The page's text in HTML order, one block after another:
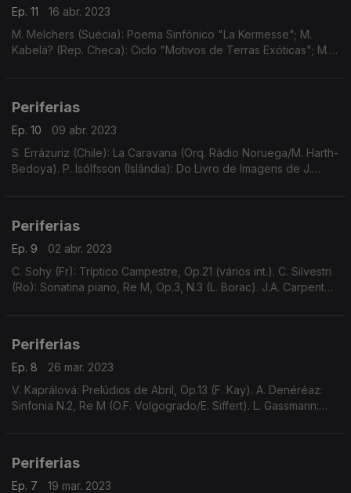
Ep. 11
16 abr. 2023
M. Melchers (Suécia): Poema Sinfónico "La Kermesse"; M.
Kabelá? (Rep. Checa): Ciclo "Motivos de Terras Exóticas"; M.
Periferias
Ep. 10
09 abr. 2023
S. Errázuriz (Chile): La Caravana (Orq. Rádio Noruega/M. Harth-
Bedoya). P. Isólfsson (Islândia): Do Livro de Imagens de J.
Periferias
Ep. 9
02 abr. 2023
C. Sohy (Fr): Tríptico Campestre, Op.21 (vários int.). C. Silvestri
(Ro): Sonatina piano, Re M, Op.3, N.3 (L. Borac). J.A. Carpenter
Periferias
Ep. 8
26 mar. 2023
V. Kaprálová: Prelúdios de Abril, Op.13 (F. Kay). A. Denéréaz:
Sinfonia N.2, Re M (O.F. Volgogrado/E. Siffert). L. Gassmann:
Periferias
Ep. 7
19 mar. 2023